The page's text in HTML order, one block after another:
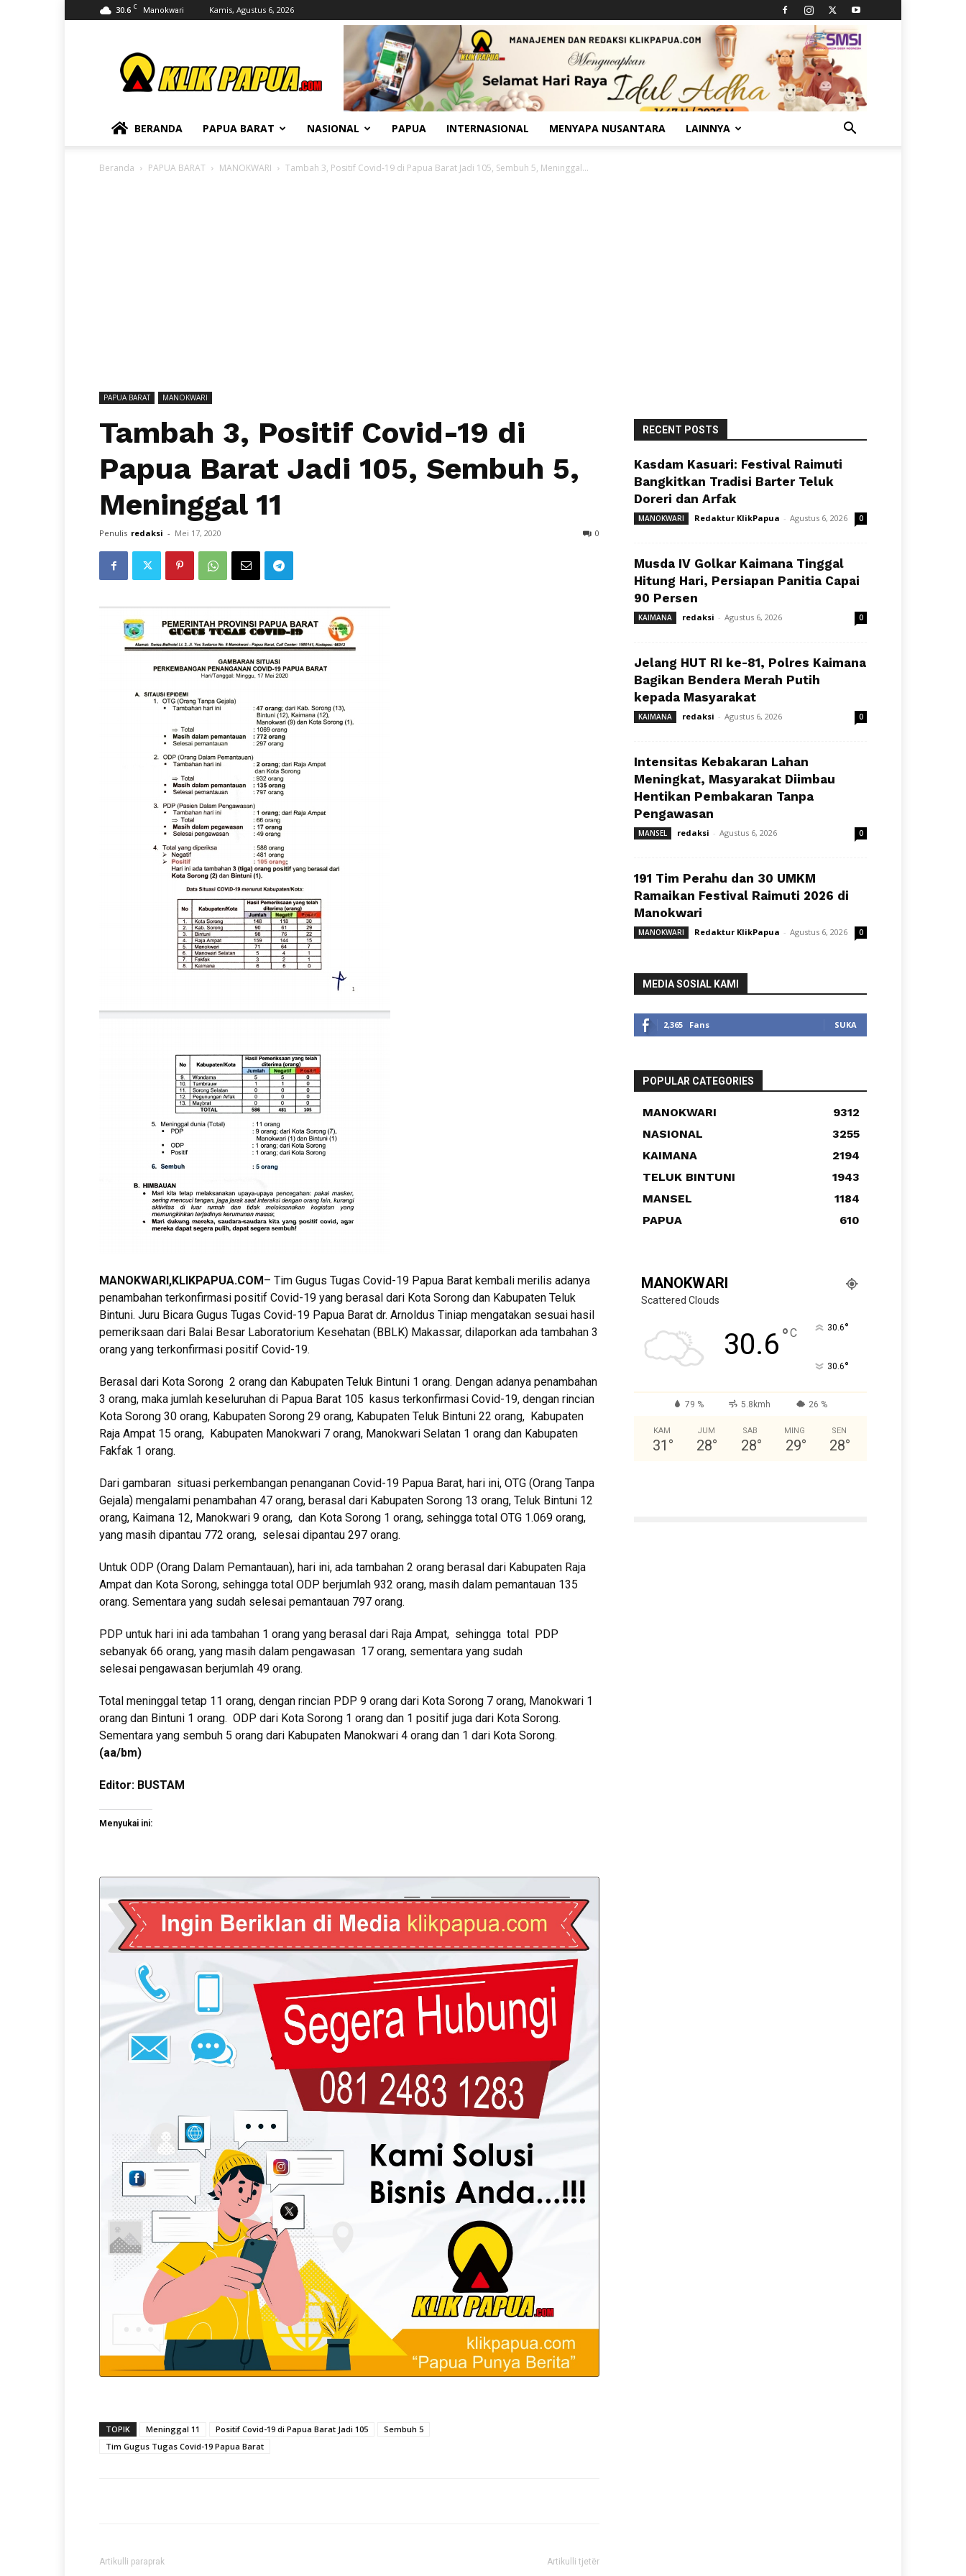
30.6 C Manokwari Kamis, Agustus 6, 2026
BERANDA PAPUA BARAT NASIONAL PAPUA INTERNASIONAL MENYAPA NUSANTARA LAINNYA
Beranda PAPUA BARAT MANOKWARI Tambah 3, Positif Covid-19 di Papua Barat Jadi 105, Sembuh 5, Meninggal...
PAPUA BARAT MANOKWARI
Tambah 3, Positif Covid-19 di
Papua Barat Jadi 105, Sembuh 5,
Meninggal 11
Penulis redaksi - Mei 17, 2020 0
MANOKWARI,KLIKPAPUA.COM– Tim Gugus Tugas Covid-19 Papua Barat kembali merilis adanya
penambahan terkonfirmasi positif Covid-19 yang berasal dari Kota Sorong dan Kabupaten Teluk
Bintuni. Juru Bicara Gugus Tugas Covid-19 Papua Barat dr. Arnoldus Tiniap mengatakan sesuai hasil
pemeriksaan dari Balai Besar Laboratorium Kesehatan (BBLK) Makassar, dilaporkan ada tambahan 3
orang yang terkonfirmasi positif Covid-19.
Berasal dari Kota Sorong 2 orang dan Kabupaten Teluk Bintuni 1 orang. Dengan adanya penambahan
3 orang, maka jumlah keseluruhan di Papua Barat 105 kasus terkonfirmasi Covid-19, dengan rincian
Kota Sorong 30 orang, Kabupaten Sorong 29 orang, Kabupaten Teluk Bintuni 22 orang, Kabupaten
Raja Ampat 15 orang, Kabupaten Manokwari 7 orang, Manokwari Selatan 1 orang dan Kabupaten
Fakfak 1 orang.
Dari gambaran situasi perkembangan penanganan Covid-19 Papua Barat, hari ini, OTG (Orang Tanpa
Gejala) mengalami penambahan 47 orang, berasal dari Kabupaten Sorong 13 orang, Teluk Bintuni 12
orang, Kaimana 12, Manokwari 9 orang, dan Kota Sorong 1 orang, sehingga total OTG 1.069 orang,
yang masih dipantau 772 orang, selesai dipantau 297 orang.
Untuk ODP (Orang Dalam Pemantauan), hari ini, ada tambahan 2 orang berasal dari Kabupaten Raja
Ampat dan Kota Sorong, sehingga total ODP berjumlah 932 orang, masih dalam pemantauan 135
orang. Sementara yang sudah selesai pemantauan 797 orang.
PDP untuk hari ini ada tambahan 1 orang yang berasal dari Raja Ampat, sehingga total PDP
sebanyak 66 orang, yang masih dalam pengawasan 17 orang, sementara yang sudah
selesai pengawasan berjumlah 49 orang.
Total meninggal tetap 11 orang, dengan rincian PDP 9 orang dari Kota Sorong 7 orang, Manokwari 1
orang dan Bintuni 1 orang. ODP dari Kota Sorong 1 orang dan 1 positif juga dari Kota Sorong.
Sementara yang sembuh 5 orang dari Kabupaten Manokwari 4 orang dan 1 dari Kota Sorong.
(aa/bm)
Editor: BUSTAM
Menyukai ini:
TOPIK Meninggal 11 Positif Covid-19 di Papua Barat Jadi 105
Sembuh 5
Tim Gugus Tugas Covid-19 Papua Barat
Artikulli paraprak Artikulli tjetër
RECENT POSTS
Kasdam Kasuari: Festival Raimuti
Bangkitkan Tradisi Barter Teluk
Doreri dan Arfak
MANOKWARI Redaktur KlikPapua - Agustus 6, 2026 0
Musda IV Golkar Kaimana Tinggal
Hitung Hari, Persiapan Panitia Capai
90 Persen
KAIMANA redaksi - Agustus 6, 2026 0
Jelang HUT RI ke-81, Polres Kaimana
Bagikan Bendera Merah Putih
kepada Masyarakat
KAIMANA redaksi - Agustus 6, 2026 0
Intensitas Kebakaran Lahan
Meningkat, Masyarakat Diimbau
Hentikan Pembakaran Tanpa
Pengawasan
MANSEL redaksi - Agustus 6, 2026 0
191 Tim Perahu dan 30 UMKM
Ramaikan Festival Raimuti 2026 di
Manokwari
MANOKWARI Redaktur KlikPapua - Agustus 6, 2026 0
MEDIA SOSIAL KAMI
2,365 Fans SUKA
POPULAR CATEGORIES
MANOKWARI
9312
NASIONAL
3255
KAIMANA
2194
TELUK BINTUNI
1943
MANSEL
1184
PAPUA
610
MANOKWARI
Scattered Clouds
30.6°C 30.6°
30.6°
79 % 5.8kmh 26 %
KAM
31 °
JUM
28°
SAB
28°
MING
29°
SEN
28°